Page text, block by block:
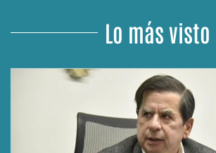
Lo más visto